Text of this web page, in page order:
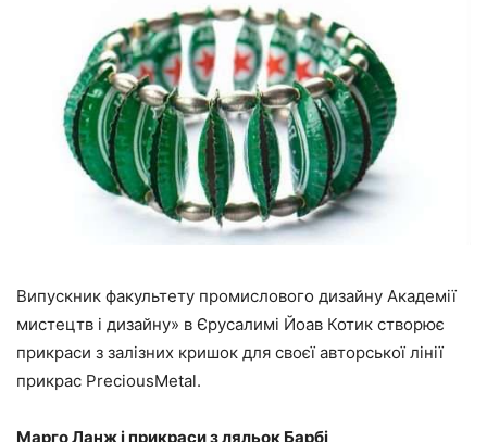
Випускник факультету промислового дизайну Академії
мистецтв і дизайну» в Єрусалимі Йоав Котик створює
прикраси з залізних кришок для своєї авторської лінії
прикрас PreciousMetal.
Марго Ланж і прикраси з ляльок Барбі